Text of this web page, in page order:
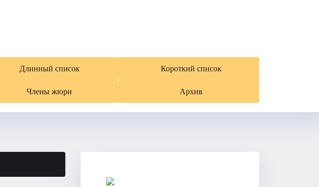
Длинный список Короткий список
Члены жюри Архив